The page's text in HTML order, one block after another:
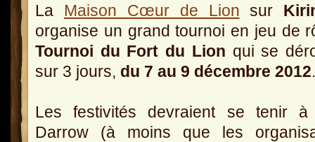
La Maison Cœur de Lion sur
organise un grand tournoi en jeu de
Tournoi du Fort du Lion qui se
sur 3 jours, du 7 au 9 décembre 2012.
Les festivités devraient se tenir à
Darrow (à moins que les